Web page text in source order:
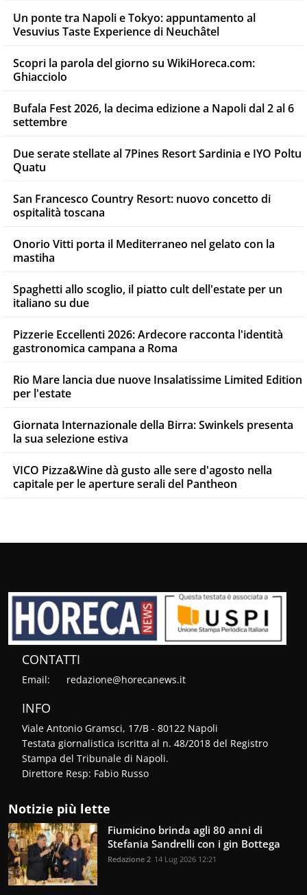
Un ponte tra Napoli e Tokyo: appuntamento al
Vesuvius Taste Experience di Neuchâtel
Scopri la parola del giorno su WikiHoreca.com:
Ghiacciolo
Bufala Fest 2026, la decima edizione a Napoli dal 2 al 6
settembre
Due serate stellate al 7Pines Resort Sardinia e IYO Poltu
Quatu
San Francesco Country Resort: nuovo concetto di
ospitalità toscana
Onorio Vitti porta il Mediterraneo nel gelato con la
mastiha
Spaghetti allo scoglio, il piatto cult dell'estate per un
italiano su due
Pizzerie Eccellenti 2026: Ardecore racconta l'identità
gastronomica campana a Roma
Rio Mare lancia due nuove Insalatissime Limited Edition
per l'estate
Giornata Internazionale della Birra: Swinkels presenta
la sua selezione estiva
VICO Pizza&Wine dà gusto alle sere d'agosto nella
capitale per le aperture serali del Pantheon
CONTATTI
Email: redazione@horecanews.it
INFO
Viale Antonio Gramsci, 17/B - 80122 Napoli
Testata giornalistica iscritta al n. 48/2018 del Registro
Stampa del Tribunale di Napoli.
Direttore Resp: Fabio Russo
Notizie più lette
Fiumicino brinda agli 80 anni di
Stefania Sandrelli con i gin Bottega
Redazione 2 14 Lug 2026 12:21